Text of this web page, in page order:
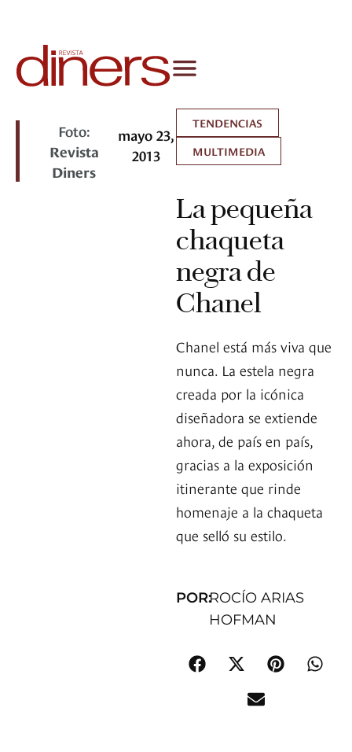
Foto:
Revista
Diners
mayo 23,
2013
TENDENCIAS
MULTIMEDIA
La pequeña
chaqueta
negra de
Chanel
Chanel está más viva que
nunca. La estela negra
creada por la icónica
diseñadora se extiende
ahora, de país en país,
gracias a la exposición
itinerante que rinde
homenaje a la chaqueta
que selló su estilo.
POR:ROCÍO ARIAS
HOFMAN